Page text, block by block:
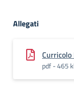
Allegati
pdf - 465